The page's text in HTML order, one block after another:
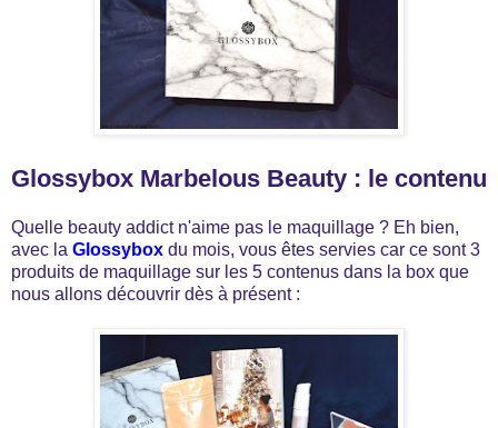
Glossybox Marbelous Beauty : le contenu
Quelle beauty addict n'aime pas le maquillage ? Eh bien,
avec la Glossybox du mois, vous êtes servies car ce sont 3
produits de maquillage sur les 5 contenus dans la box que
nous allons découvrir dès à présent :